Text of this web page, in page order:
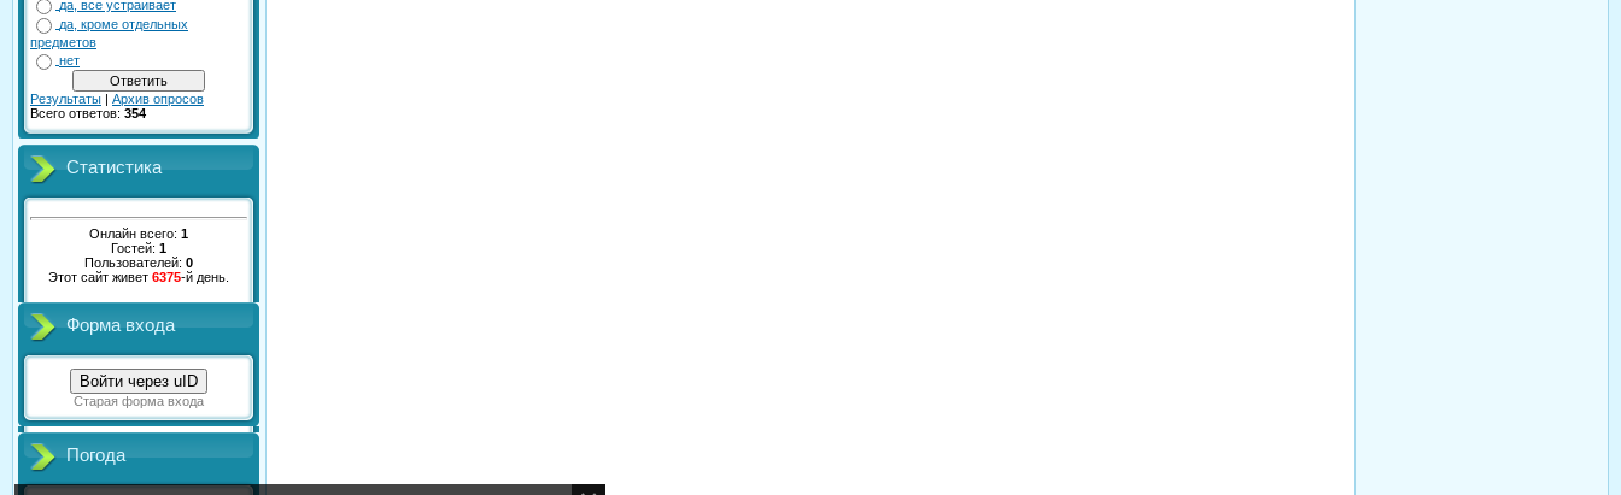
да, все устраивает
да, кроме отдельных
предметов
нет
Результаты | Архив опросов
Всего ответов: 354
Статистика
Онлайн всего: 1
Гостей: 1
Пользователей: 0
Этот сайт живет 6375-й день.
Форма входа
Войти через uID
Старая форма входа
Погода